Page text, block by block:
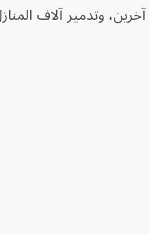
من مليون آخرين، وتدمير آلاف